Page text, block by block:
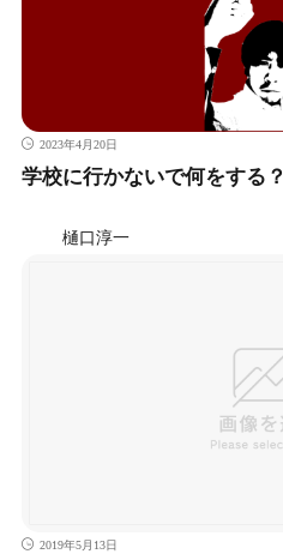
2023年4月20日
学校に行かないで何をする？
樋口淳一
2019年5月13日